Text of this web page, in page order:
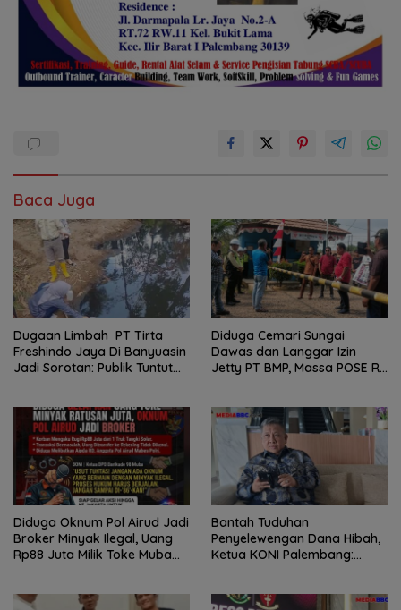
Baca Juga
Dugaan Limbah PT Tirta
Freshindo Jaya Di Banyuasin
Jadi Sorotan: Publik Tuntut
Diduga Cemari Sungai
Dawas dan Langgar Izin
Jetty PT BMP, Massa POSE RI
Tuntas
Diduga Oknum Pol Airud Jadi
Broker Minyak Ilegal, Uang
Rp88 Juta Milik Toke Muba
Bantah Tuduhan
Penyelewengan Dana Hibah,
Ketua KONI Palembang: